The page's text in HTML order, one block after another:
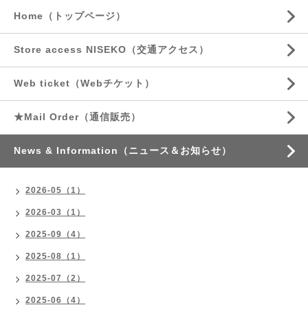
Home（トップページ）
Store access NISEKO（交通アクセス）
Web ticket（Webチケット）
★Mail Order（通信販売）
News & Information（ニュース＆お知らせ）
2026-05（1）
2026-03（1）
2025-09（4）
2025-08（1）
2025-07（2）
2025-06（4）